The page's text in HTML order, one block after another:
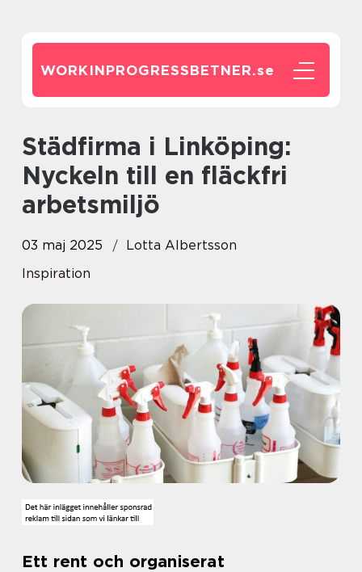
WORKINPROGRESSBETNER.se
Städfirma i Linköping:
Nyckeln till en fläckfri
arbetsmiljö
03 maj 2025
Lotta Albertsson
Inspiration
Ett rent och organiserat